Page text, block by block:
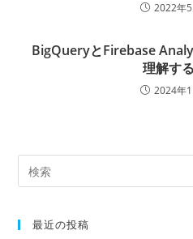
2022年
BigQueryとFirebase
理解す
2024年
最近の投稿